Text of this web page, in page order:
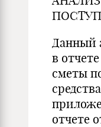
Данный
в
сметы
отчете